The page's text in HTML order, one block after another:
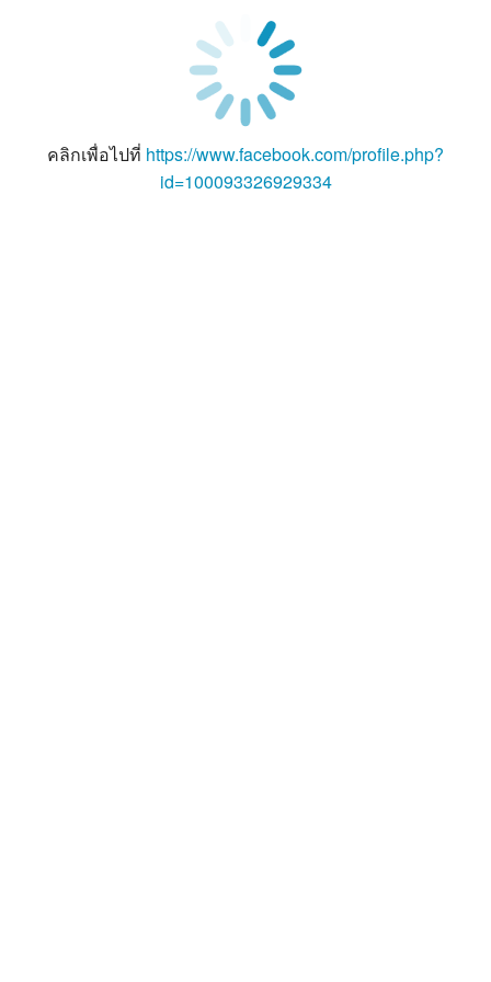
คลิกเพื่อไปที่ https://www.facebook.com/profile.php?
id=100093326929334